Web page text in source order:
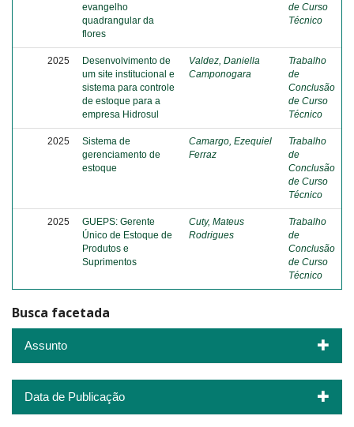
evangelho
quadrangular da
flores
de Curso
Técnico
2025
Desenvolvimento de
um site institucional e
sistema para controle
de estoque para a
empresa Hidrosul
Valdez, Daniella
Camponogara
Trabalho
de
Conclusão
de Curso
Técnico
2025
Sistema de
gerenciamento de
estoque
Camargo, Ezequiel
Ferraz
Trabalho
de
Conclusão
de Curso
Técnico
2025
GUEPS: Gerente
Único de Estoque de
Produtos e
Suprimentos
Cuty, Mateus
Rodrigues
Trabalho
de
Conclusão
de Curso
Técnico
Busca facetada
Assunto
Data de Publicação